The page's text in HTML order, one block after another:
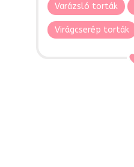
Varázsló torták
Virágcserép torták